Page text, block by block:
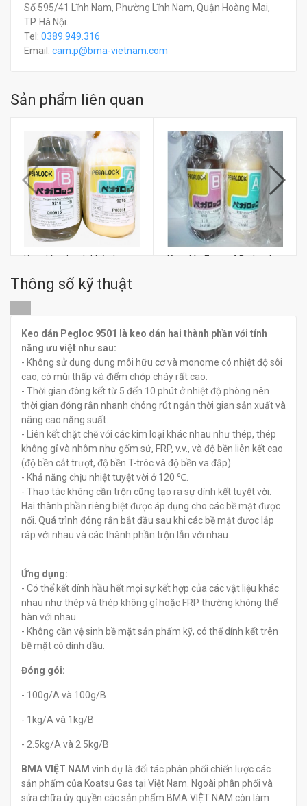
Số 595/41 Lĩnh Nam, Phường Lĩnh Nam, Quận Hoàng Mai,
TP. Hà Nội.
Tel: 0389.949.316
Email: cam.p@bma-vietnam.com
Sản phẩm liên quan
Keo dán nhanh khô cho
0
Keo dán Epoxy AB nhanh
0
Thông số kỹ thuật
Keo dán Pegloc 9501 là keo dán hai thành phần với tính
năng ưu việt như sau:
- Không sử dụng dung môi hữu cơ và monome có nhiệt độ sôi
cao, có mùi thấp và điểm chớp cháy rất cao.
- Thời gian đông kết từ 5 đến 10 phút ở nhiệt độ phòng nên
thời gian đóng rắn nhanh chóng rút ngắn thời gian sản xuất và
nâng cao năng suất.
- Liên kết chặt chẽ với các kim loại khác nhau như thép, thép
không gỉ và nhôm như gốm sứ, FRP, v.v., và độ bền liên kết cao
(độ bền cắt trượt, độ bền T-tróc và độ bền va đập).
- Khả năng chịu nhiệt tuyệt vời ở 120 ℃.
- Thao tác không cần trộn cũng tạo ra sự dính kết tuyệt vời.
Hai thành phần riêng biệt được áp dụng cho các bề mặt được
nối. Quá trình đóng rắn bắt đầu sau khi các bề mặt được lắp
ráp với nhau và các thành phần trộn lẫn với nhau.
Ứng dụng:
- Có thể kết dính hầu hết mọi sự kết hợp của các vật liệu khác
nhau như thép và thép không gỉ hoặc FRP thường không thể
hàn với nhau.
- Không cần vệ sinh bề mặt sản phẩm kỹ, có thể dính kết trên
bề mặt có dính dầu.
Đóng gói:
- 100g/A và 100g/B
- 1kg/A và 1kg/B
- 2.5kg/A và 2.5kg/B
BMA VIỆT NAM vinh dự là đối tác phân phối chiến lược các
sản phẩm của Koatsu Gas tại Việt Nam. Ngoài phân phối và
sửa chữa ủy quyền các sản phẩm BMA VIỆT NAM còn làm